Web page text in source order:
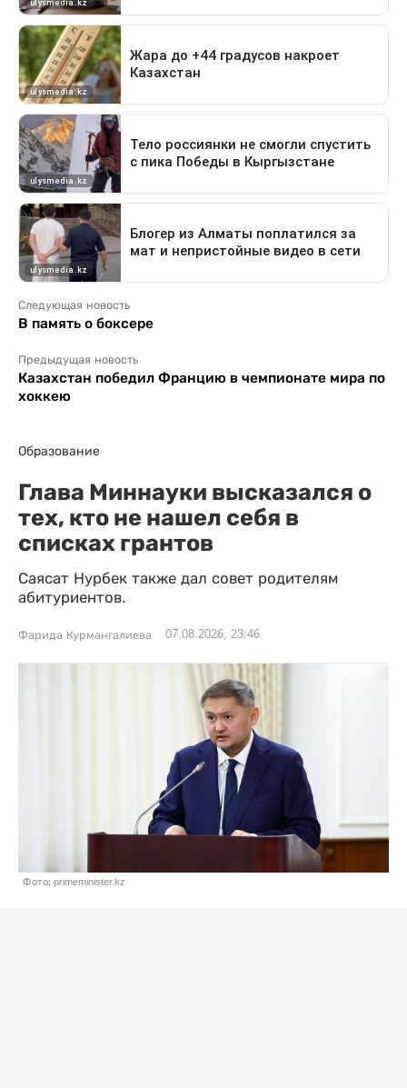
Следующая новость
В память о боксере
Предыдущая новость
Казахстан победил Францию в чемпионате мира по
хоккею
Образование
Глава Миннауки высказался о
тех, кто не нашел себя в
списках грантов
Саясат Нурбек также дал совет родителям
абитуриентов.
Фарида Курмангалиева 07.08.2026, 23:46
Фото: primeminister.kz